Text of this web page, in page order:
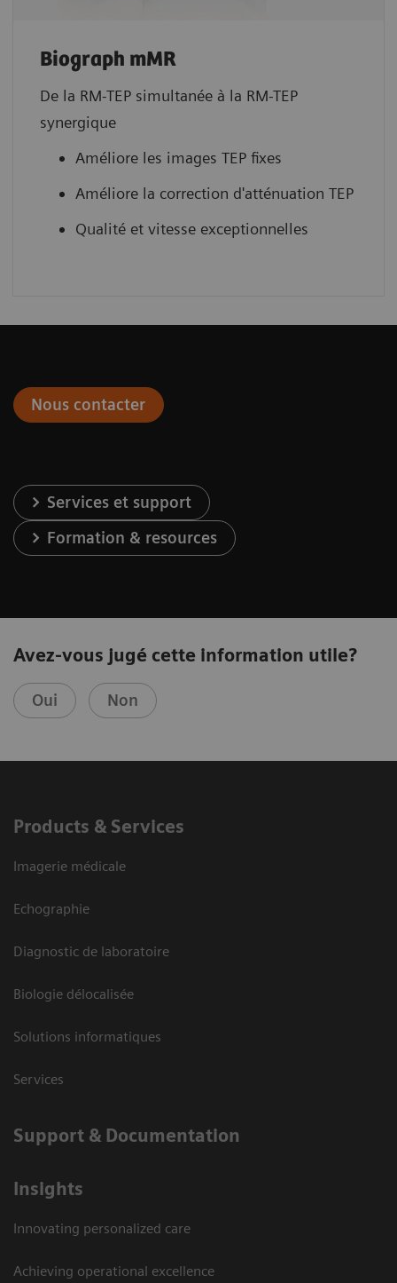
Biograph mMR
De la RM-TEP simultanée à la RM-TEP
synergique
Améliore les images TEP fixes
Améliore la correction d'atténuation TEP
Qualité et vitesse exceptionnelles
Nous contacter
Services et support
Formation & resources
Avez-vous jugé cette information utile?
Oui Non
Products & Services
Imagerie médicale
Echographie
Diagnostic de laboratoire
Biologie délocalisée
Solutions informatiques
Services
Support & Documentation
Insights
Innovating personalized care
Achieving operational excellence